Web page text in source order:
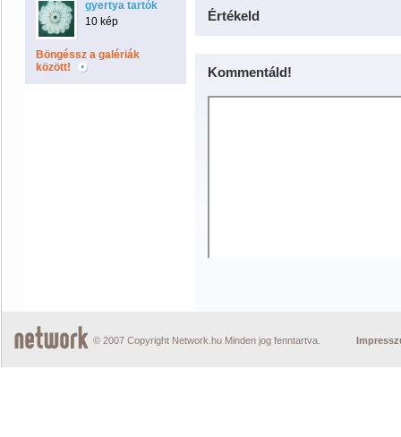
gyertya tartók
10 kép
Böngéssz a galériák
között!
Értékeld
Kommentáld!
© 2007 Copyright Network.hu Minden jog fenntartva.